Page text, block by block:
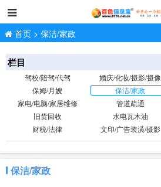
首页 > 保洁/家政
栏目
驾校/陪驾/代驾 婚庆/化妆/摄影/摄像
保姆/月嫂
保洁/家政
家电/电脑/家居维修
管道疏通
旧货回收
水电瓦木油
财税/法律
文印/广告装潢/摄影
保洁/家政